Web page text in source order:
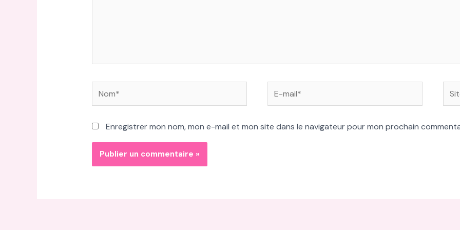
Nom*
E-
mail*
Site
Enregistrer mon nom, mon e-mail et mon site dans le navigateur pour mon prochain